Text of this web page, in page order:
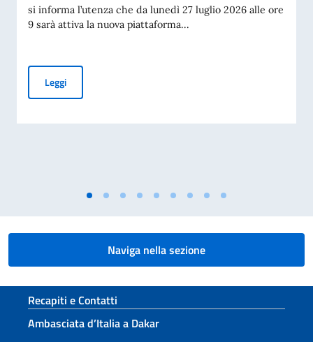
si informa l’utenza che da lunedì 27 luglio 2026 alle ore
9 sarà attiva la nuova piattaforma...
LeggiPiattaforma per la prenotazione degli appuntamenti per i
Naviga nella sezione
Sezione footer
Recapiti e Contatti
Ambasciata d’Italia a Dakar